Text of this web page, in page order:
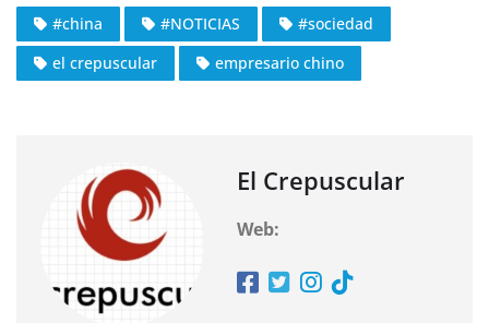
#china #NOTICIAS
#sociedad
el crepuscular
empresario chino
El Crepuscular
Web: